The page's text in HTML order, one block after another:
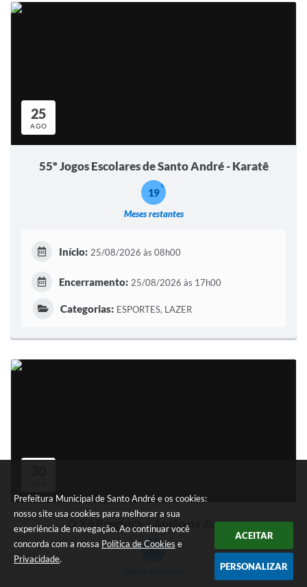
Prefeitura Municipal de Santo André e os cookies:
nosso site usa cookies para melhorar a sua
experiência de navegação. Ao continuar você
concorda com a nossa Política de Cookies e
Privacidade.
ACEITAR
PERSONALIZAR
25
AGO
55º Jogos Escolares de Santo André - Karatê
Meses restantes
19
Início: 25/08/2026 às 08h00
Encerramento: 25/08/2026 às 17h00
Categorias: ESPORTES, LAZER
O Xô Preguiça – Aulão de Zumba
23